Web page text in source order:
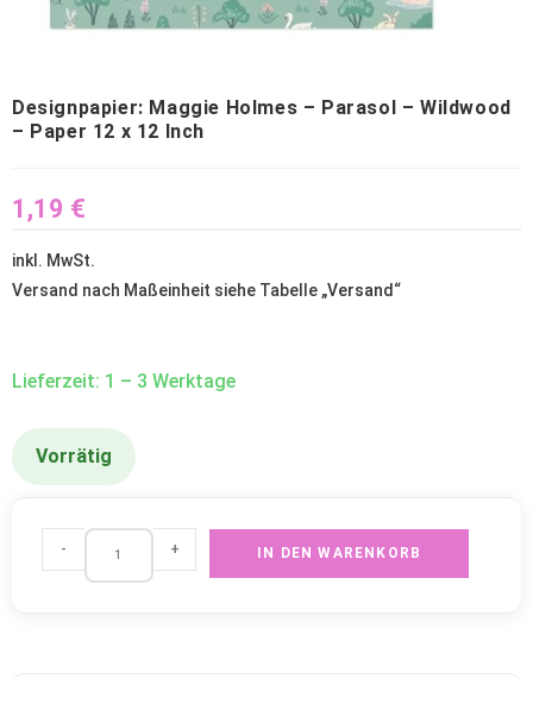
Designpapier: Maggie Holmes – Parasol – Wildwood
– Paper 12 x 12 Inch
1,19 €
inkl. MwSt.
Versand nach Maßeinheit siehe Tabelle „Versand“
Lieferzeit: 1 – 3 Werktage
Vorrätig
- + IN DEN WARENKORB